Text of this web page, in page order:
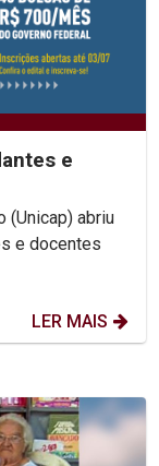
e
(Unicap) abriu
e docentes
LER MAIS